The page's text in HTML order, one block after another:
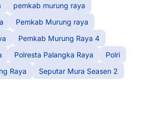
pemkab murung raya
Pemkab Murung raya
Pemkab Murung Raya 4
Polresta Palangka Raya
Polri
Raya
Seputar Mura Seasen 2